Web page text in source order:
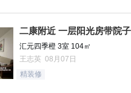
二康附近 一层阳光房带院子
汇元四季橙 3室 104㎡
王志英 08月07日
精装修